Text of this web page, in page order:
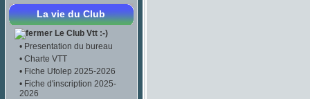
La vie du Club
Le Club Vtt :-)
• Presentation du bureau
• Charte VTT
• Fiche Ufolep 2025-2026
• Fiche d'inscription 2025-
2026